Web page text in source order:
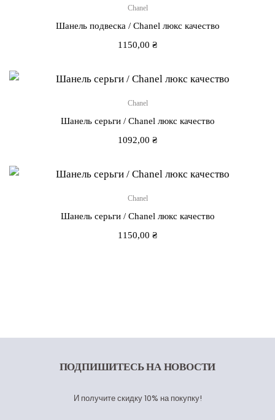
Chanel
Шанель подвеска / Chanel люкс качество
1150,00 ₴
Chanel
Шанель серьги / Chanel люкс качество
1092,00 ₴
Chanel
Шанель серьги / Chanel люкс качество
1150,00 ₴
ПОДПИШИТЕСЬНА НОВОСТИ
И получите скидку 10% на покупку!